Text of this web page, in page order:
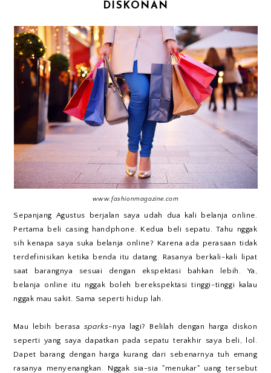
DISKONAN
www.fashionmagazine.com
Sepanjang Agustus berjalan saya udah dua kali belanja online.
Pertama beli casing handphone. Kedua beli sepatu. Tahu nggak
sih kenapa saya suka belanja online? Karena ada perasaan tidak
terdefinisikan ketika benda itu datang. Rasanya berkali-kali lipat
saat barangnya sesuai dengan ekspektasi bahkan lebih. Ya,
belanja online itu nggak boleh berekspektasi tinggi-tinggi kalau
nggak mau sakit. Sama seperti hidup lah.
Mau lebih berasa sparks-nya lagi? Belilah dengan harga diskon
seperti yang saya dapatkan pada sepatu terakhir saya beli, lol.
Dapet barang dengan harga kurang dari sebenarnya tuh emang
rasanya menyenangkan. Nggak sia-sia "menukar" uang tersebut